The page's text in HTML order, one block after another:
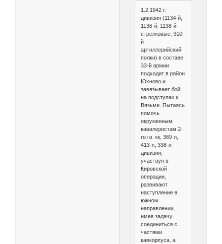
1.2.1942 г.
дивизия (1134-й,
1136-й, 1138-й
стрелковые, 910-
й
артиллерийский
полки) в составе
33-й армии
подходит в район
Юхново и
завязывает бой
на подступах к
Вязьме. Пытаясь
помочь
окруженным
кавалеристам 2-
го гв. кк, 369-я,
413-я, 338-я
дивизии,
участвуя в
Кировской
операции,
развивают
наступление в
южном
направлении,
имея задачу
соединиться с
частями
кавкорпуса, а